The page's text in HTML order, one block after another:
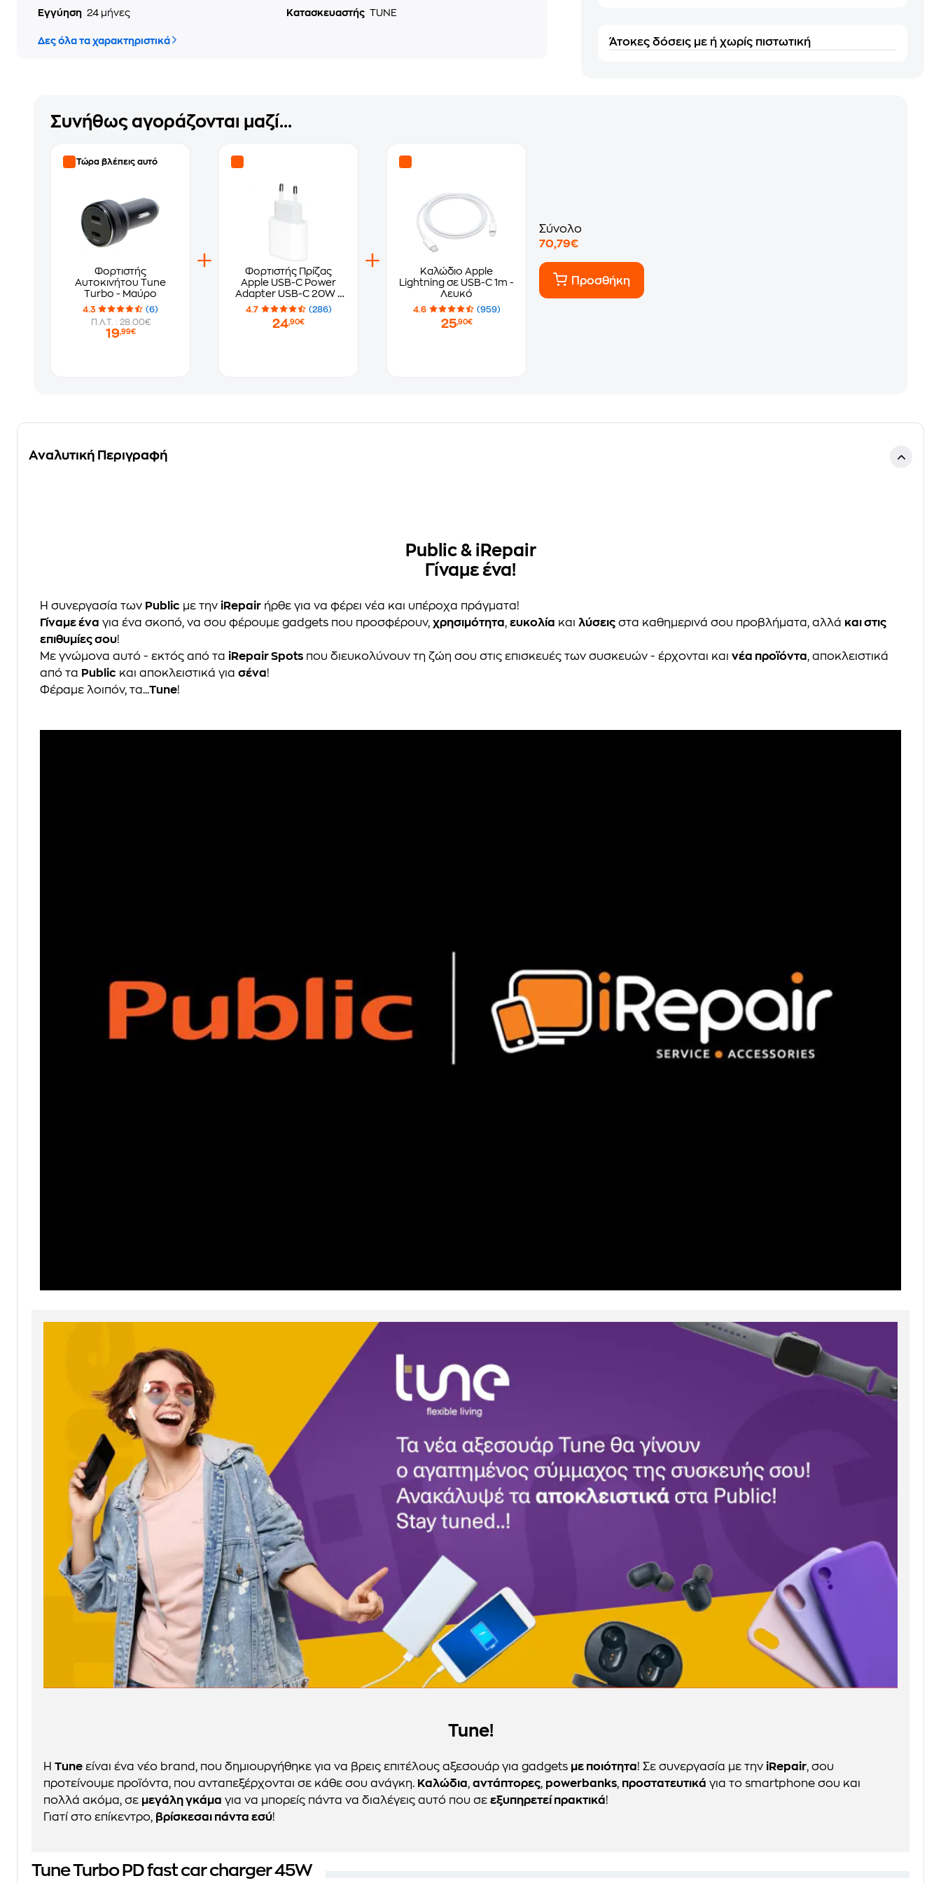
Εγγύηση 24 μήνες Κατασκευαστής TUNE
Δες όλα τα χαρακτηριστικά Άτοκες δόσεις με ή χωρίς πιστωτική
Συνήθως αγοράζονται μαζί...
Τώρα βλέπεις αυτό
Φορτιστής
Αυτοκινήτου Tune
Turbo - Μαύρο
4.3
(6)
Π.Λ.Τ. : 28.00€
19,99€
Φορτιστής Πρίζας
Apple USB-C Power
Adapter USB-C 20W -
White
4.7 (286)
24,90€
Καλώδιο Apple
Lightning σε USB-C 1m -
Λευκό
4.6 (959)
25,90€
Σύνολο
70,79€
Προσθήκη
Αναλυτική Περιγραφή
Public & iRepair
Γίναμε ένα!
Η συνεργασία των Public με την iRepair ήρθε για να φέρει νέα και υπέροχα πράγματα!
Γίναμε ένα για ένα σκοπό, να σου φέρουμε gadgets που προσφέρουν, χρησιμότητα, ευκολία και λύσεις στα καθημερινά σου προβλήματα, αλλά και στις
επιθυμίες σου!
Με γνώμονα αυτό - εκτός από τα iRepair Spots που διευκολύνουν τη ζώη σου στις επισκευές των συσκευών - έρχονται και νέα προϊόντα, αποκλειστικά
από τα Public και αποκλειστικά για σένα!
Φέραμε λοιπόν, τα...Tune!
Tune!
H Tune είναι ένα νέο brand, που δημιουργήθηκε για να βρεις επιτέλους αξεσουάρ για gadgets με ποιότητα! Σε συνεργασία με την iRepair, σου
προτείνουμε προϊόντα, που ανταπεξέρχονται σε κάθε σου ανάγκη. Καλώδια, αντάπτορες, powerbanks, προστατευτικά για το smartphone σου και
πολλά ακόμα, σε μεγάλη γκάμα για να μπορείς πάντα να διαλέγεις αυτό που σε εξυπηρετεί πρακτικά!
Γιατί στο επίκεντρο, βρίσκεσαι πάντα εσύ!
Tune Turbo PD fast car charger 45W